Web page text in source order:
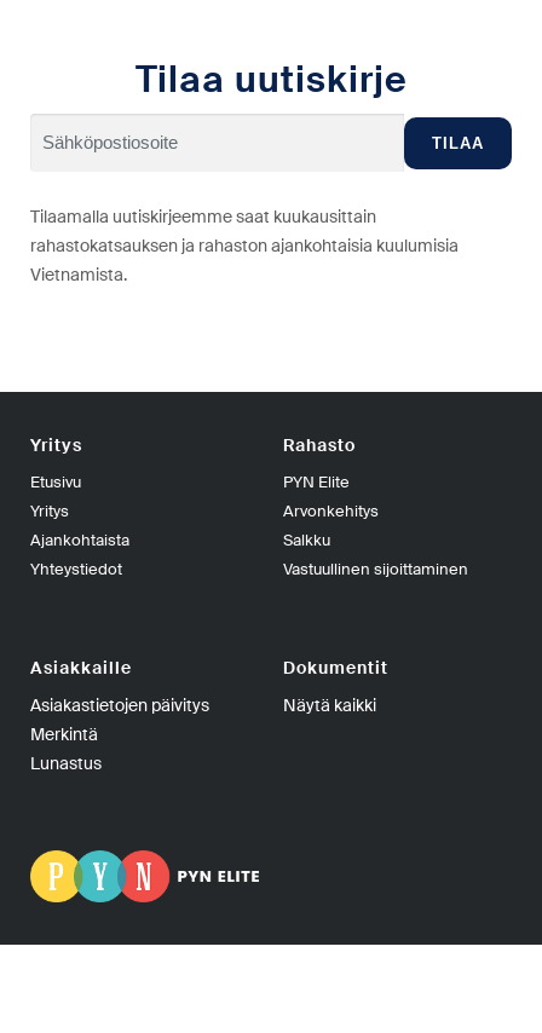
Tilaa uutiskirje
Tilaamalla uutiskirjeemme saat kuukausittain
rahastokatsauksen ja rahaston ajankohtaisia kuulumisia
Vietnamista.
Yritys
Etusivu
Yritys
Ajankohtaista
Yhteystiedot
Rahasto
PYN Elite
Arvonkehitys
Salkku
Vastuullinen sijoittaminen
Asiakkaille
Asiakastietojen päivitys
Merkintä
Lunastus
Dokumentit
Näytä kaikki